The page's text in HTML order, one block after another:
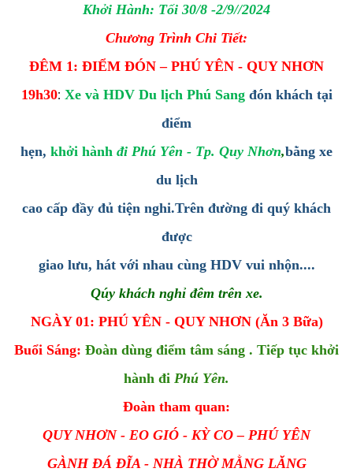
Khởi Hành: Tối 30/8 -2/9//2024
Chương Trình Chi Tiết:
ĐÊM 1: ĐIỂM ĐÓN – PHÚ YÊN - QUY NHƠN
19h30: Xe và HDV Du lịch Phú Sang đón khách tại
điểm
hẹn, khởi hành đi Phú Yên - Tp. Quy Nhơn,bằng xe
du lịch
cao cấp đầy đủ tiện nghi.Trên đường đi quý khách
được
giao lưu, hát với nhau cùng HDV vui nhộn....
Qúy khách nghỉ đêm trên xe.
NGÀY 01: PHÚ YÊN - QUY NHƠN (Ăn 3 Bữa)
Buổi Sáng: Đoàn dùng điểm tâm sáng . Tiếp tục khởi
hành đi Phú Yên.
Đoàn tham quan:
QUY NHƠN - EO GIÓ - KỲ CO – PHÚ YÊN
GÀNH ĐÁ ĐĨA - NHÀ THỜ MẰNG LĂNG